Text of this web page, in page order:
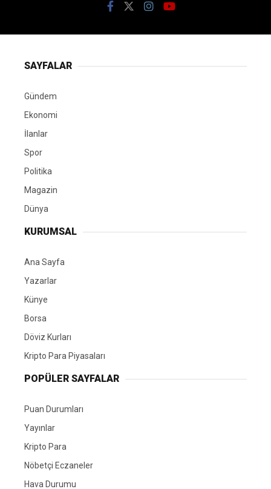
SAYFALAR
Gündem
Ekonomi
İlanlar
Spor
Politika
Magazin
Dünya
KURUMSAL
Ana Sayfa
Yazarlar
Künye
Borsa
Döviz Kurları
Kripto Para Piyasaları
POPÜLER SAYFALAR
Puan Durumları
Yayınlar
Kripto Para
Nöbetçi Eczaneler
Hava Durumu